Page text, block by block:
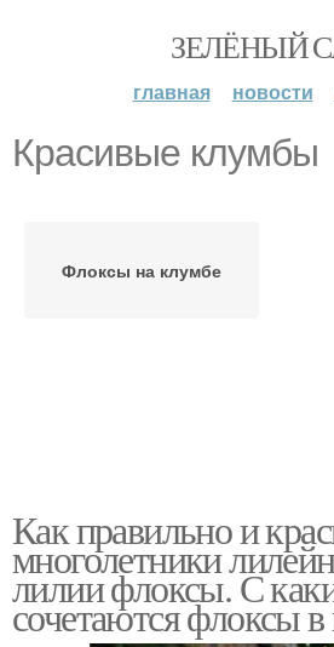
ЗЕЛЁНЫЙ
главная новости
Красивые клумбы
Флоксы на клумбе
Как правильно и
многолетники
лилии флоксы. С
сочетаются флоксы в